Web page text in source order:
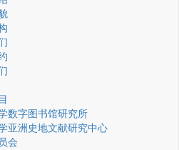
数字图书馆研究所
亚洲史地文献研究中心
会